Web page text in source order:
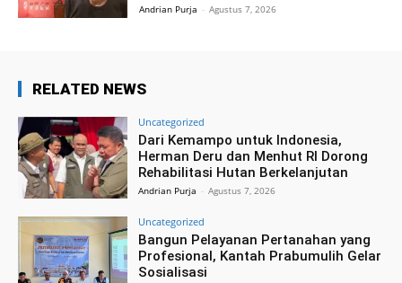
Andrian Purja - Agustus 7, 2026
RELATED NEWS
Uncategorized
Dari Kemampo untuk Indonesia,
Herman Deru dan Menhut RI Dorong
Rehabilitasi Hutan Berkelanjutan
Andrian Purja - Agustus 7, 2026
Uncategorized
Bangun Pelayanan Pertanahan yang
Profesional, Kantah Prabumulih Gelar
Sosialisasi